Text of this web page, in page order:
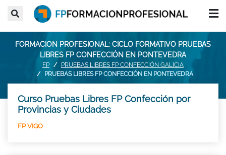
FORMACION PROFESIONAL: CICLO FORMATIVO PRUEBAS
LIBRES FP CONFECCIÓN EN PONTEVEDRA
FP
PRUEBAS LIBRES FP CONFECCIÓN GALICIA
PRUEBAS LIBRES FP CONFECCIÓN EN PONTEVEDRA
Curso Pruebas Libres FP Confección por
Provincias y Ciudades
FP VIGO